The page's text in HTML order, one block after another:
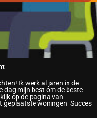
Ik werk al jaren in de
dag mijn best om de beste
op de pagina van
geplaatste woningen. Succes